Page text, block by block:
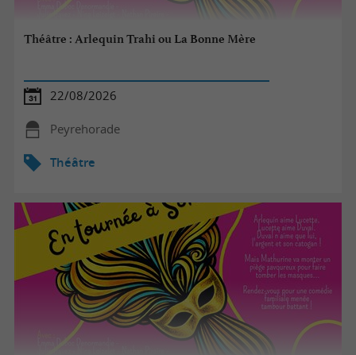
Théâtre : Arlequin Trahi ou La Bonne Mère
22/08/2026
Peyrehorade
Théâtre